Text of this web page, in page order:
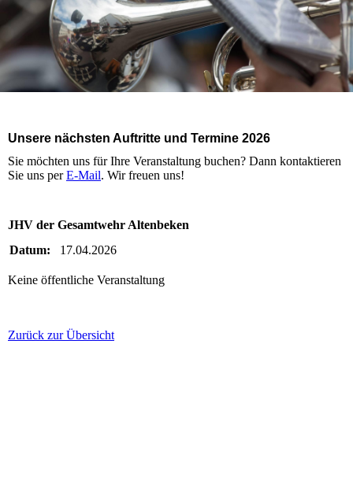
Unsere nächsten Auftritte und Termine 2026
Sie möchten uns für Ihre Veranstaltung buchen? Dann kontaktieren
Sie uns perE-Mail. Wir freuen uns!
JHV der Gesamtwehr Altenbeken
Datum:
17.04.2026
Keine öffentliche Veranstaltung
Zurück zur Übersicht